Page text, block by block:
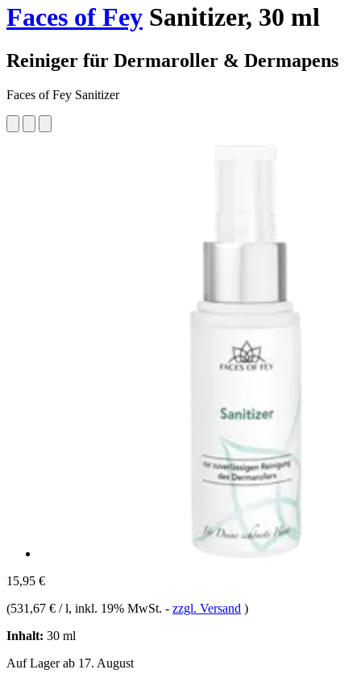
Faces of Fey Sanitizer, 30 ml
Reiniger für Dermaroller & Dermapens
Faces of Fey Sanitizer
15,95 €
(531,67 € / l, inkl. 19% MwSt. - zzgl. Versand )
Inhalt: 30 ml
Auf Lager ab 17. August